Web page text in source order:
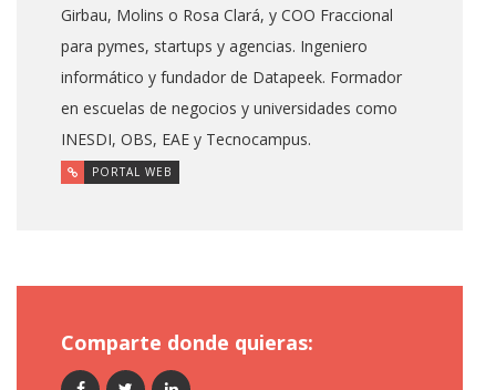
Girbau, Molins o Rosa Clará, y COO Fraccional
para pymes, startups y agencias. Ingeniero
informático y fundador de Datapeek. Formador
en escuelas de negocios y universidades como
INESDI, OBS, EAE y Tecnocampus.
PORTAL WEB
Comparte donde quieras: